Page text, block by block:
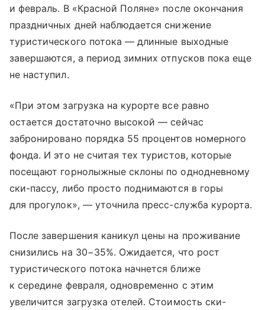
и февраль. В «Красной Поляне» после окончания
праздничных дней наблюдается снижение
туристического потока — длинные выходные
завершаются, а период зимних отпусков пока еще
не наступил.
«При этом загрузка на курорте все равно
остается достаточно высокой — сейчас
забронировано порядка 55 процентов номерного
фонда. И это не считая тех туристов, которые
посещают горнолыжные склоны по однодневному
ски-пассу, либо просто поднимаются в горы
для прогулок», — уточнила пресс-служба курорта.
После завершения каникул цены на проживание
снизились на 30−35%. Ожидается, что рост
туристического потока начнется ближе
к середине февраля, одновременно с этим
увеличится загрузка отелей. Стоимость ски-